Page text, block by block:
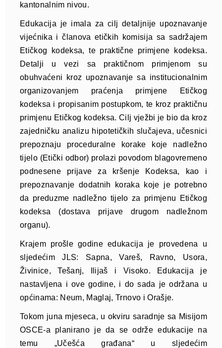
kantonalnim nivou.
Edukacija je imala za cilj detaljnije upoznavanje
vijećnika i članova etičkih komisija sa sadržajem
Etičkog kodeksa, te praktične primjene kodeksa.
Detalji u vezi sa praktičnom primjenom su
obuhvaćeni kroz upoznavanje sa institucionalnim
organizovanjem praćenja primjene Etičkog
kodeksa i propisanim postupkom, te kroz praktičnu
primjenu Etičkog kodeksa. Cilj vježbi je bio da kroz
zajedničku analizu hipotetičkih slučajeva, učesnici
prepoznaju proceduralne korake koje nadležno
tijelo (Etički odbor) prolazi povodom blagovremeno
podnesene prijave za kršenje Kodeksa, kao i
prepoznavanje dodatnih koraka koje je potrebno
da preduzme nadležno tijelo za primjenu Etičkog
kodeksa (dostava prijave drugom nadležnom
organu).
Krajem prošle godine edukacija je provedena u
sljedećim JLS: Sapna, Vareš, Ravno, Usora,
Živinice, Tešanj, Ilijaš i Visoko. Edukacija je
nastavljena i ove godine, i do sada je održana u
općinama: Neum, Maglaj, Trnovo i Orašje.
Tokom juna mjeseca, u okviru saradnje sa Misijom
OSCE-a planirano je da se održe edukacije na
temu „Učešća građana“ u sljedećim